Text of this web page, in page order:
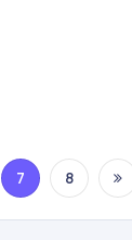
7 8